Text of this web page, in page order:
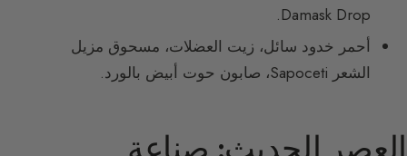
Damask Drop.
أحمر خدود سائل، زيت العضلات، مسحوق مزيل
الشعر Sapoceti، صابون حوت أبيض بالورد.
العصر الحديث: صناعة